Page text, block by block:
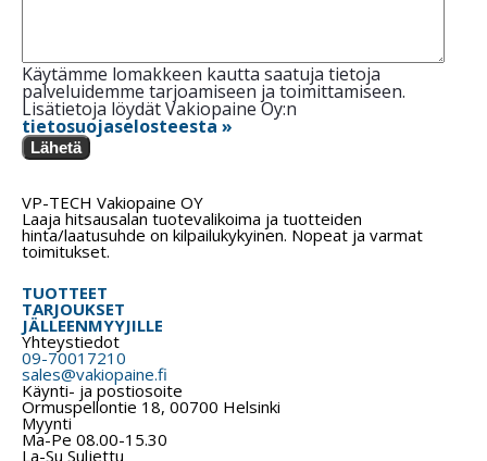
Käytämme lomakkeen kautta saatuja tietoja
palveluidemme tarjoamiseen ja toimittamiseen.
Lisätietoja löydät Vakiopaine Oy:n
tietosuojaselosteesta »
Lähetä
VP-TECH Vakiopaine OY
Laaja hitsausalan tuotevalikoima ja tuotteiden
hinta/laatusuhde on kilpailukykyinen. Nopeat ja varmat
toimitukset.
TUOTTEET
TARJOUKSET
JÄLLEENMYYJILLE
Yhteystiedot
09-70017210
sales@vakiopaine.fi
Käynti- ja postiosoite
Ormuspellontie 18, 00700 Helsinki
Myynti
Ma-Pe 08.00-15.30
La-Su Suljettu